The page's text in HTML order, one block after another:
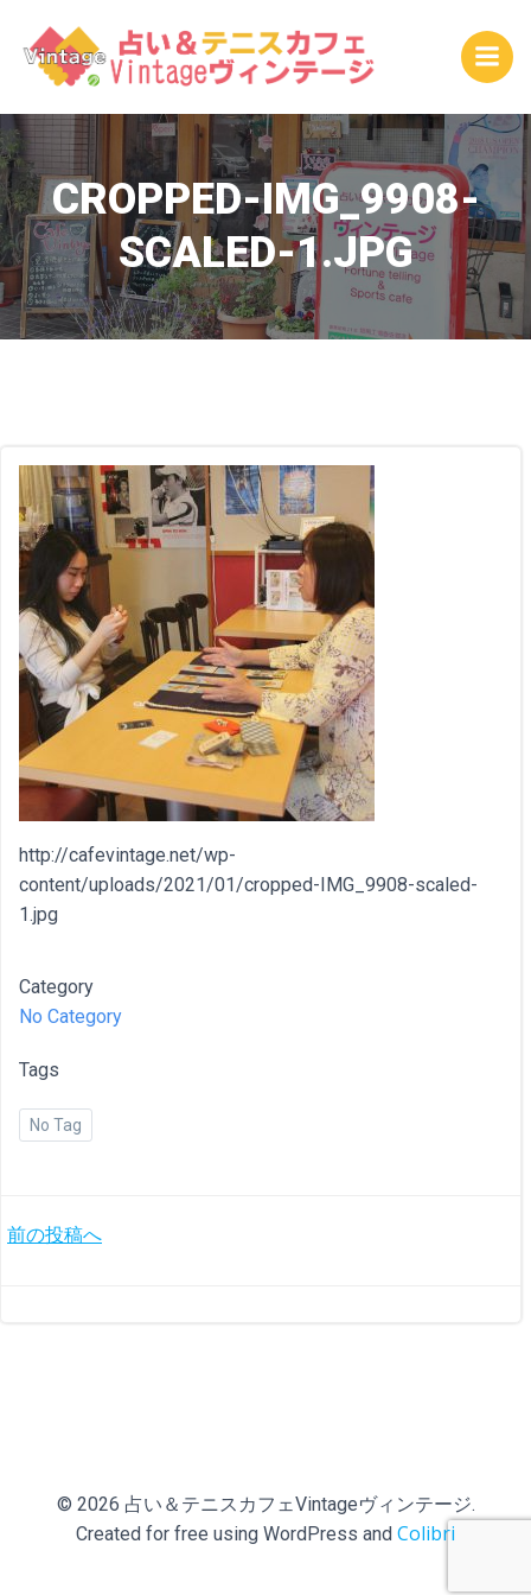
ン
テ
ツ
へ
ス
キ
ッ
プ
CROPPED-IMG_9908-
SCALED-1.JPG
http://cafevintage.net/wp-
content/uploads/2021/01/cropped-IMG_9908-scaled-
1.jpg
Category
No Category
Tags
No Tag
投
前の投稿へ
© 2026 占い＆テニスカフェVintageヴィンテージ.
Created for free using WordPress and Colibri